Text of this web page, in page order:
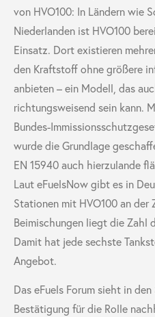
von HVO100: In Ländern wie
Niederlanden ist HVO100
Einsatz. Dort existieren
den Kraftstoff ohne größere
anbieten – ein Modell, das
richtungsweisend sein kann.
Bundes-
wurde die Grundlage
EN 15940 auch hierzulande
Laut eFuelsNow gibt es in
Stationen mit HVO100 an der
Beimischungen liegt die Zahl
Damit hat jede sechste
Angebot.
Das eFuels Forum sieht in
Bestätigung für die Rolle